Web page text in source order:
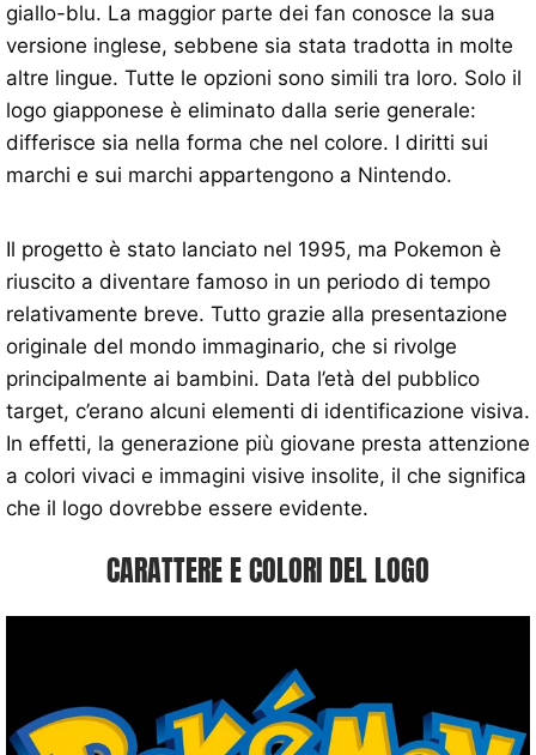
giallo-blu. La maggior parte dei fan conosce la sua
versione inglese, sebbene sia stata tradotta in molte
altre lingue. Tutte le opzioni sono simili tra loro. Solo il
logo giapponese è eliminato dalla serie generale:
differisce sia nella forma che nel colore. I diritti sui
marchi e sui marchi appartengono a Nintendo.
Il progetto è stato lanciato nel 1995, ma Pokemon è
riuscito a diventare famoso in un periodo di tempo
relativamente breve. Tutto grazie alla presentazione
originale del mondo immaginario, che si rivolge
principalmente ai bambini. Data l’età del pubblico
target, c’erano alcuni elementi di identificazione visiva.
In effetti, la generazione più giovane presta attenzione
a colori vivaci e immagini visive insolite, il che significa
che il logo dovrebbe essere evidente.
CARATTERE E COLORI DEL LOGO